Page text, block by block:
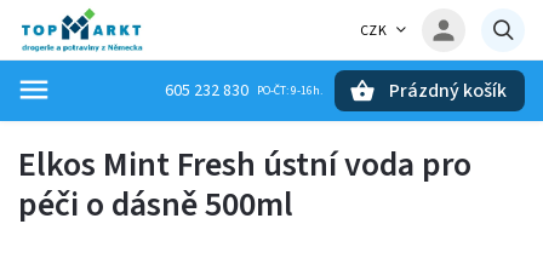
CZK
605 232 830 Prázdný košík
Elkos Mint Fresh ústní voda pro
péči o dásně 500ml